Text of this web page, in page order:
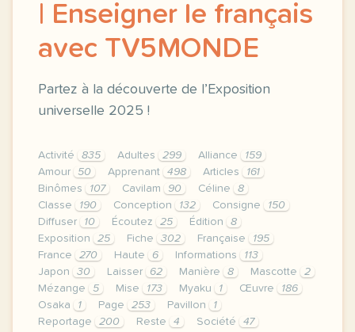
| Enseigner le français
avec TV5MONDE
Partez à la découverte de l’Exposition
universelle 2025 !
Activité 835 Adultes 299 Alliance
159
Amour
50 Apprenant 498 Articles
161
Binômes
107 Cavilam 90 Céline
8
Classe
190 Conception 132 Consigne
150
Diffuser
10 Écoutez 25 Édition
8
Exposition
25 Fiche 302 Française
195
France
270 Haute 6 Informations
113
Japon
30 Laisser 62 Manière 8 Mascotte
2
Mézange
5 Mise 173 Myaku 1 Œuvre
186
Osaka
1 Page 253 Pavillon
1
Reportage
200 Reste 4 Société
47